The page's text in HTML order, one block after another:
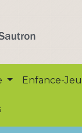
Enfance-